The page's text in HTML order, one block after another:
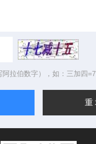
拉伯数字），如：三加四=7